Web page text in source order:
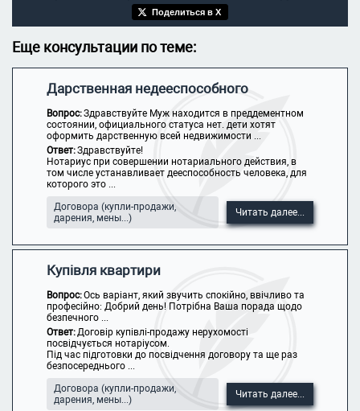
Поделиться в X
Еще консультации по теме:
Дарственная недееспособного
Вопрос:Здравствуйте Муж находится в преддементном
состоянии, официального статуса нет. дети хотят
оформить дарственную всей недвижимости ...
Ответ:Здравствуйте!
Нотариус при совершении нотариального действия, в
том числе устанавливает дееспособность человека, для
которого это ...
Договора (купли-продажи,
дарения, мены...)
Читать далее...
Купівля квартири
Вопрос:Ось варіант, який звучить спокійно, ввічливо та
професійно: Добрий день! Потрібна Ваша порада щодо
безпечного ...
Ответ:Договір купівлі-продажу нерухомості
посвідчується нотаріусом.
Під час підготовки до посвідчення договору та ще раз
безпосереднього ...
Договора (купли-продажи,
дарения, мены...)
Читать далее...